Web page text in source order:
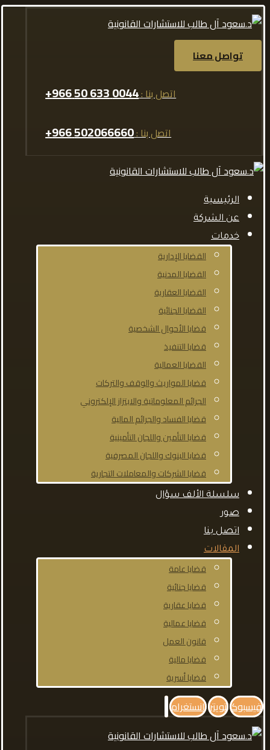
تواصل معنا
اتصل بنا :0044 633 50 966+
اتصل بنا :502066660 966+
الرئيسية
عن الشركة
خدمات
القضايا الإدارية
القضايا المدنية
القضايا العقارية
القضايا الجنائية
قضايا الأحوال الشخصية
قضايا التنفيذ
القضايا العمالية
قضايا المواريث والوقف والتركات
الجرائم المعلوماتية والابتزاز الإلكتروني
قضايا الفساد والجرائم المالية
قضايا التأمين واللجان التأمينية
قضايا البنوك واللجان المصرفية
قضايا الشركات والمعاملات التجارية
سلسلة الألف سؤال
صور
اتصل بنا
المقالات
قضايا عامة
قضايا جنائية
قضايا عقارية
قضايا عمالية
قانون العمل
قضايا مالية
قضايا أسرية
فيسبوك تويتر انستغرام